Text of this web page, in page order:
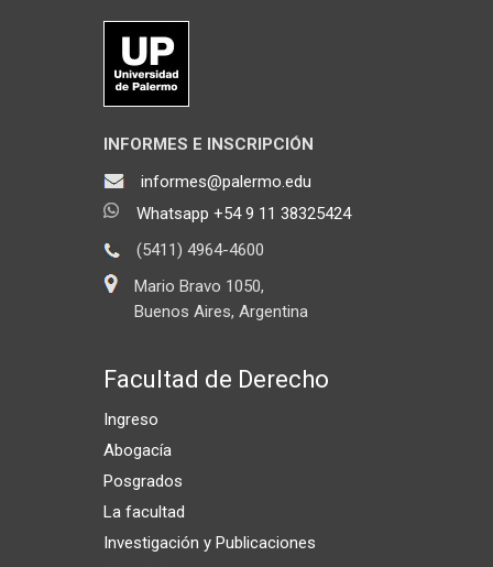
INFORMES E INSCRIPCIÓN
informes@palermo.edu
Whatsapp +54 9 11 38325424
(5411) 4964-4600
Mario Bravo 1050,
Buenos Aires, Argentina
Facultad de Derecho
Ingreso
Abogacía
Posgrados
La facultad
Investigación y Publicaciones